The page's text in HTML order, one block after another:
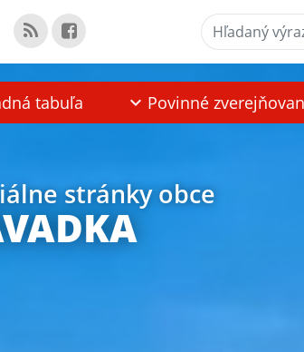
Hľadaný výraz...
tabuľa Povinné
stránky obce